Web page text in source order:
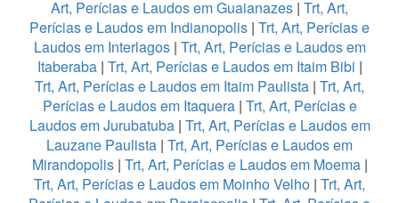
Art, Perícias e Laudos em Guaianazes | Trt, Art,
Perícias e Laudos em Indianopolis | Trt, Art, Perícias e
Laudos em Interlagos| Trt, Art, Perícias e Laudos em
Itaberaba| Trt, Art, Perícias e Laudos em Itaim Bibi |
Trt, Art, Perícias e Laudos em Itaim Paulista | Trt, Art,
Perícias e Laudos em Itaquera| Trt, Art, Perícias e
Laudos em Jurubatuba| Trt, Art, Perícias e Laudos em
Lauzane Paulista | Trt, Art, Perícias e Laudos em
Mirandopolis| Trt, Art, Perícias e Laudos em Moema|
Trt, Art, Perícias e Laudos em Moinho Velho | Trt, Art,